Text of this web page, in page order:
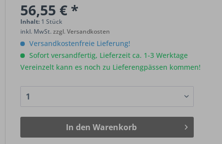
56,55 € *
Inhalt: 1 Stück
inkl. MwSt.zzgl. Versandkosten
Versandkostenfreie Lieferung!
Sofort versandfertig, Lieferzeit ca. 1-3 Werktage
Vereinzelt kann es noch zu Lieferengpässen kommen!
In den Warenkorb